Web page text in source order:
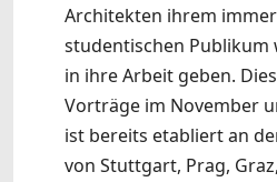
Architekten ihrem
studentischen Publikum
in ihre Arbeit geben.
Vorträge im November
ist bereits etabliert an
von Stuttgart, Prag,